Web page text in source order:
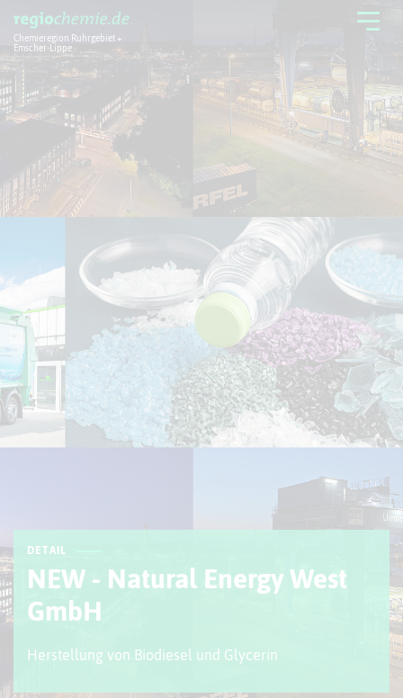
Chemieregion Ruhrgebiet +
Emscher-Lippe
Chemieregion
Aktuelles + Service
DETAIL
NEW - Natural Energy West
GmbH
Herstellung von Biodiesel und Glycerin